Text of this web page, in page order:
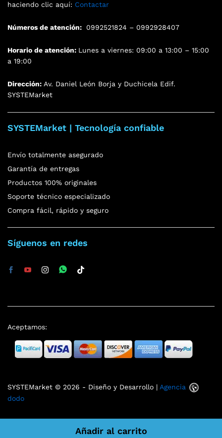
Añadir al carrito
haciendo clic aquí: Contactar
Números de atención: 0992521824 – 0992928407
Horario de atención: Lunes a viernes: 09:00 a 13:00 – 15:00
a 19:00
Dirección: Av. Daniel León Borja y Duchicela Edif.
SYSTEMarket
SYSTEMarket | Tecnología confiable
Envío totalmente asegurado
Garantía de entregas
Productos 100% originales
Soporte técnico especializado
Compra fácil, rápido y seguro
Síguenos en redes
SYSTEMarket © 2026 - Diseño y Desarrollo | Agencia
dodo
Aceptamos: